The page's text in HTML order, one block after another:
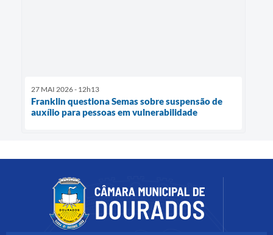
27 MAI 2026 - 12h13
Franklin questiona Semas sobre suspensão de
auxílio para pessoas em vulnerabilidade